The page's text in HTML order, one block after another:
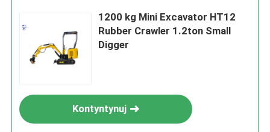
1200 kg Mini Excavator HT12
Rubber Crawler 1.2ton Small
Digger
Kontyntynuj